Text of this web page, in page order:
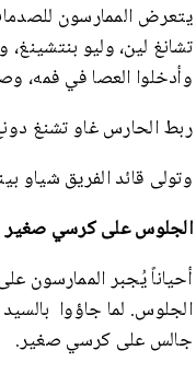
تشانغ لين، وليو
وأدخلوا العصا في فمه،
ربط الحارس غاو تشنغ دونغ
وتولى قائد الفريق شياو
الجلوس على كرسي صغير
أحياناً يُجبر الممارسون
جالس على كرسي صغير.